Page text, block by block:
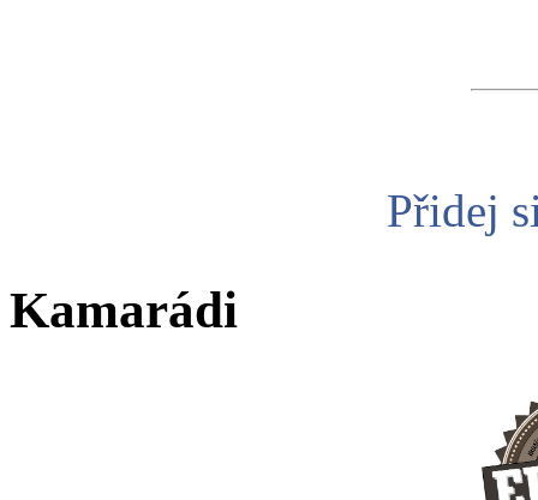
Přidej
Kamarádi